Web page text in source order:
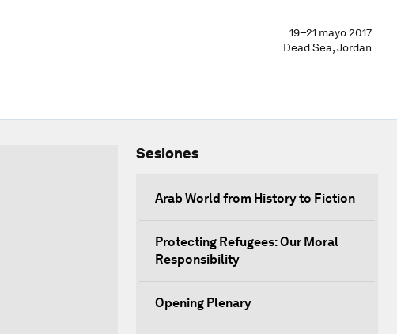
19–21 mayo 2017
Dead Sea, Jordan
Sesiones
Arab World from History to Fiction
Protecting Refugees: Our Moral
Responsibility
Opening Plenary